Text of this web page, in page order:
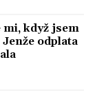
když jsem
odplata